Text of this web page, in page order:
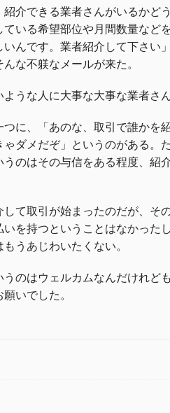
介できる業者さんがいるか
いる希望部位や月間数量など
んです。業者紹介して下さい
な不躾なメールが来た。
うな人に大事な大事な業者さ
に、「あのな、取引で誰かを
ダメだぞ」というのがある。
のはその与信をある程度、紹
て取引が始まったのだが、そ
を持つということはなかった
うあじわいたくない。
のはウェルカムなんだけれど
いでした。